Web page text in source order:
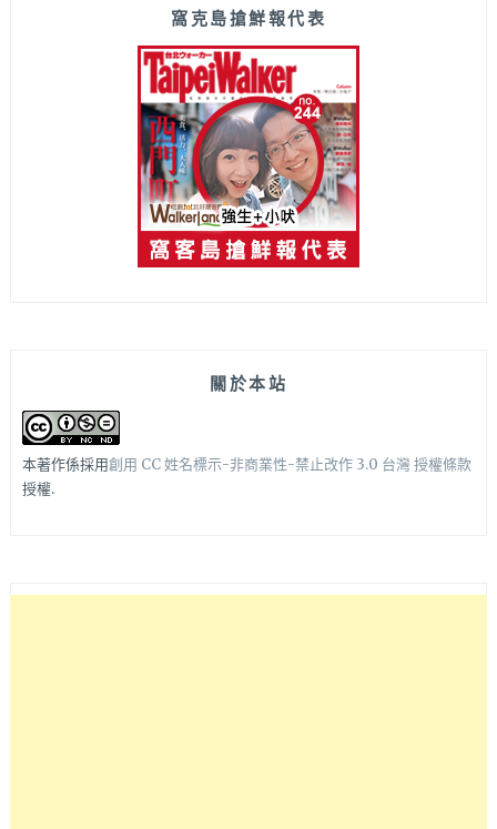
窩克島搶鮮報代表
關於本站
本著作係採用創用 CC 姓名標示-非商業性-禁止改作 3.0 台灣 授權條款
授權.